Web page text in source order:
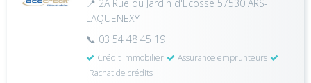
📍 2A Rue du Jardin d'Ecosse 57530 ARS-
LAQUENEXY
📞 03 54 48 45 19
Crédit immobilier
Assurance emprunteurs
Rachat de crédits